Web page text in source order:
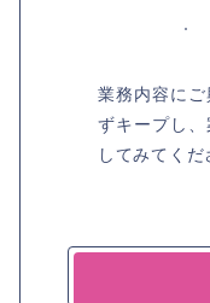
業務内容に
ずキープし
してみてくだ